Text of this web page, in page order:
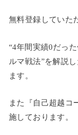
無料登録していた
“4年間実績0だっ
ルマ戦法”を解説
ます。
また『自己超越コ
施しております。